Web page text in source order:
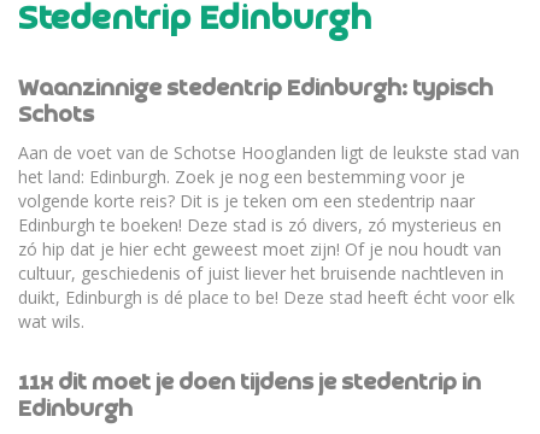
Stedentrip Edinburgh
Waanzinnige stedentrip Edinburgh: typisch
Schots
Aan de voet van de Schotse Hooglanden ligt de leukste stad van
het land: Edinburgh. Zoek je nog een bestemming voor je
volgende korte reis? Dit is je teken om een stedentrip naar
Edinburgh te boeken! Deze stad is zó divers, zó mysterieus en
zó hip dat je hier echt geweest moet zijn! Of je nou houdt van
cultuur, geschiedenis of juist liever het bruisende nachtleven in
duikt, Edinburgh is dé place to be! Deze stad heeft écht voor elk
wat wils.
11x dit moet je doen tijdens je stedentrip in
Edinburgh